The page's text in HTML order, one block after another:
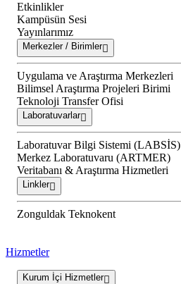
Etkinlikler
Kampüsün Sesi
Yayınlarımız
Merkezler / Birimler
Uygulama ve Araştırma Merkezleri
Bilimsel Araştırma Projeleri Birimi
Teknoloji Transfer Ofisi
Laboratuvarlar
Laboratuvar Bilgi Sistemi (LABSİS)
Merkez Laboratuvaru (ARTMER)
Veritabanı & Araştırma Hizmetleri
Linkler
Zonguldak Teknokent
Hizmetler
Kurum İçi Hizmetler